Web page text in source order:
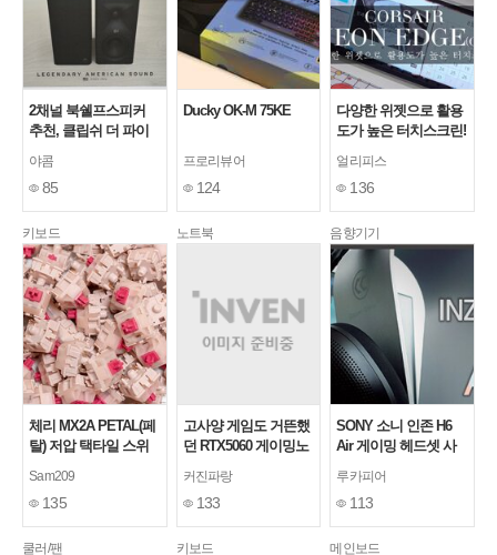
2채널 북쉘프스피커
추천, 클립쉬 더 파이
지원
야콤
85
Ducky OK-M 75KE
프로리뷰어
124
다양한 위젯으로 활용
도가 높은 터치스크린!
얼리피스
136
키보드
체리 MX2A PETAL(페
탈) 저압 택타일 스위
Sam209
135
노트북
고사양 게임도 거뜬했
던 RTX5060 게이밍노
R7TF 리뷰
커진파랑
133
음향기기
SONY 소니 인존 H6
Air 게이밍 헤드셋 사
루카피어
113
쿨러/팬 키보드 메인보드